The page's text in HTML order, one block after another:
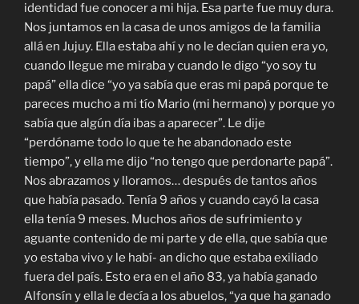
identidad fue conocer a mi hija. Esa parte fue muy dura.
Nos juntamos en la casa de unos amigos de la familia
allá en Jujuy. Ella estaba ahí y no le decían quien era yo,
cuando llegue me miraba y cuando le digo “yo soy tu
papá” ella dice “yo ya sabía que eras mi papá porque te
pareces mucho a mi tío Mario (mi hermano) y porque yo
sabía que algún día ibas a aparecer”. Le dije
“perdóname todo lo que te he abandonado este
tiempo”, y ella me dijo “no tengo que perdonarte papá”.
Nos abrazamos y lloramos… después de tantos años
que había pasado. Tenía 9 años y cuando cayó la casa
ella tenía 9 meses. Muchos años de sufrimiento y
aguante contenido de mi parte y de ella, que sabía que
yo estaba vivo y le habí- an dicho que estaba exiliado
fuera del país. Esto era en el año 83, ya había ganado
Alfonsín y ella le decía a los abuelos, “ya que ha ganado